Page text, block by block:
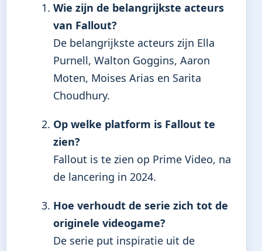
Wie zijn de belangrijkste acteurs
van Fallout?
De belangrijkste acteurs zijn Ella
Purnell, Walton Goggins, Aaron
Moten, Moises Arias en Sarita
Choudhury.
Op welke platform is Fallout te
zien?
Fallout is te zien op Prime Video, na
de lancering in 2024.
Hoe verhoudt de serie zich tot de
originele videogame?
De serie put inspiratie uit de